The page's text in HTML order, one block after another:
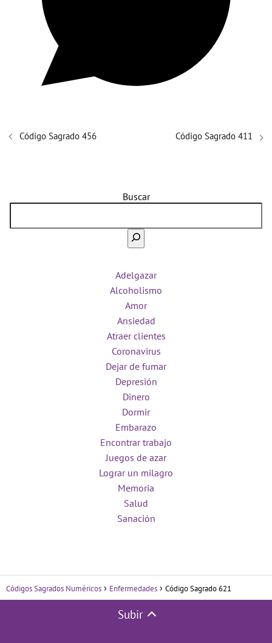
Código Sagrado 456 Código Sagrado 411
Buscar
Adelgazar
Alcoholismo
Amor
Ansiedad
Atraer clientes
Coronavirus
Dejar de fumar
Depresión
Dinero
Dormir
Embarazo
Encontrar trabajo
Juegos de azar
Lograr un milagro
Memoria
Salud
Sanación
Códigos Sagrados Numéricos Enfermedades Código Sagrado 621
Subir